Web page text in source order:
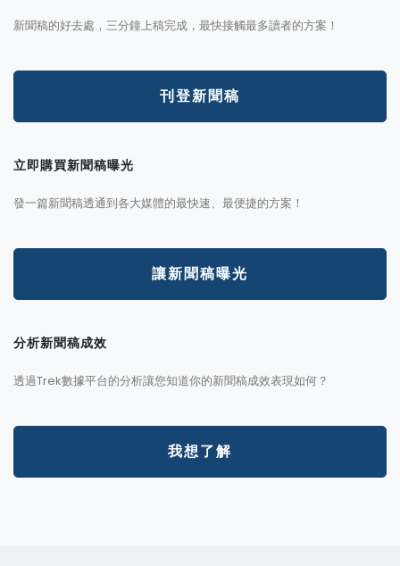
新聞稿的好去處，三分鐘上稿完成，最快接觸最多讀者的方案！
刊登新聞稿
立即購買新聞稿曝光
發一篇新聞稿透通到各大媒體的最快速、最便捷的方案！
讓新聞稿曝光
分析新聞稿成效
透過Trek數據平台的分析讓您知道你的新聞稿成效表現如何？
我想了解